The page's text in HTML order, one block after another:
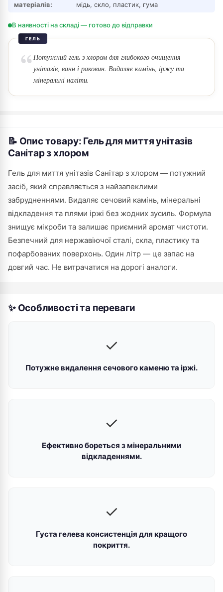
матеріалів:
мідь, скло, пластик, гума
В наявності на складі — готово до відправки
ГЕЛЬ
Потужний гель з хлором для глибокого очищення
унітазів, ванн і раковин. Видаляє камінь, іржу та
мінеральні наліти.
📝 Опис товару: Гель для миття унітазів
Санітар з хлором
Гель для миття унітазів Санітар з хлором — потужний
засіб, який справляється з найзапеклими
забрудненнями. Видаляє сечовий камінь, мінеральні
відкладення та плями іржі без жодних зусиль. Формула
знищує мікроби та залишає приємний аромат чистоти.
Безпечний для нержавіючої сталі, скла, пластику та
пофарбованих поверхонь. Один літр — це запас на
довгий час. Не витрачатися на дорогі аналоги.
✨ Особливості та переваги
✓
Потужне видалення сечового каменю та іржі.
✓
Ефективно бореться з мінеральними
відкладеннями.
✓
Густа гелева консистенція для кращого
покриття.